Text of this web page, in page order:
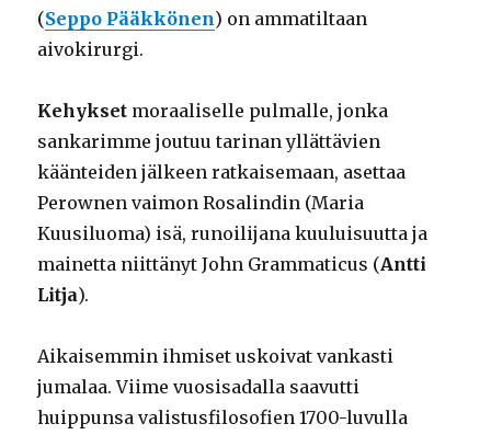
(Seppo Pääkkönen) on ammatiltaan
aivokirurgi.
Kehykset moraaliselle pulmalle, jonka
sankarimme joutuu tarinan yllättävien
käänteiden jälkeen ratkaisemaan, asettaa
Perownen vaimon Rosalindin (Maria
Kuusiluoma) isä, runoilijana kuuluisuutta ja
mainetta niittänyt John Grammaticus (Antti
Litja).
Aikaisemmin ihmiset uskoivat vankasti
jumalaa. Viime vuosisadalla saavutti
huippunsa valistusfilosofien 1700-luvulla